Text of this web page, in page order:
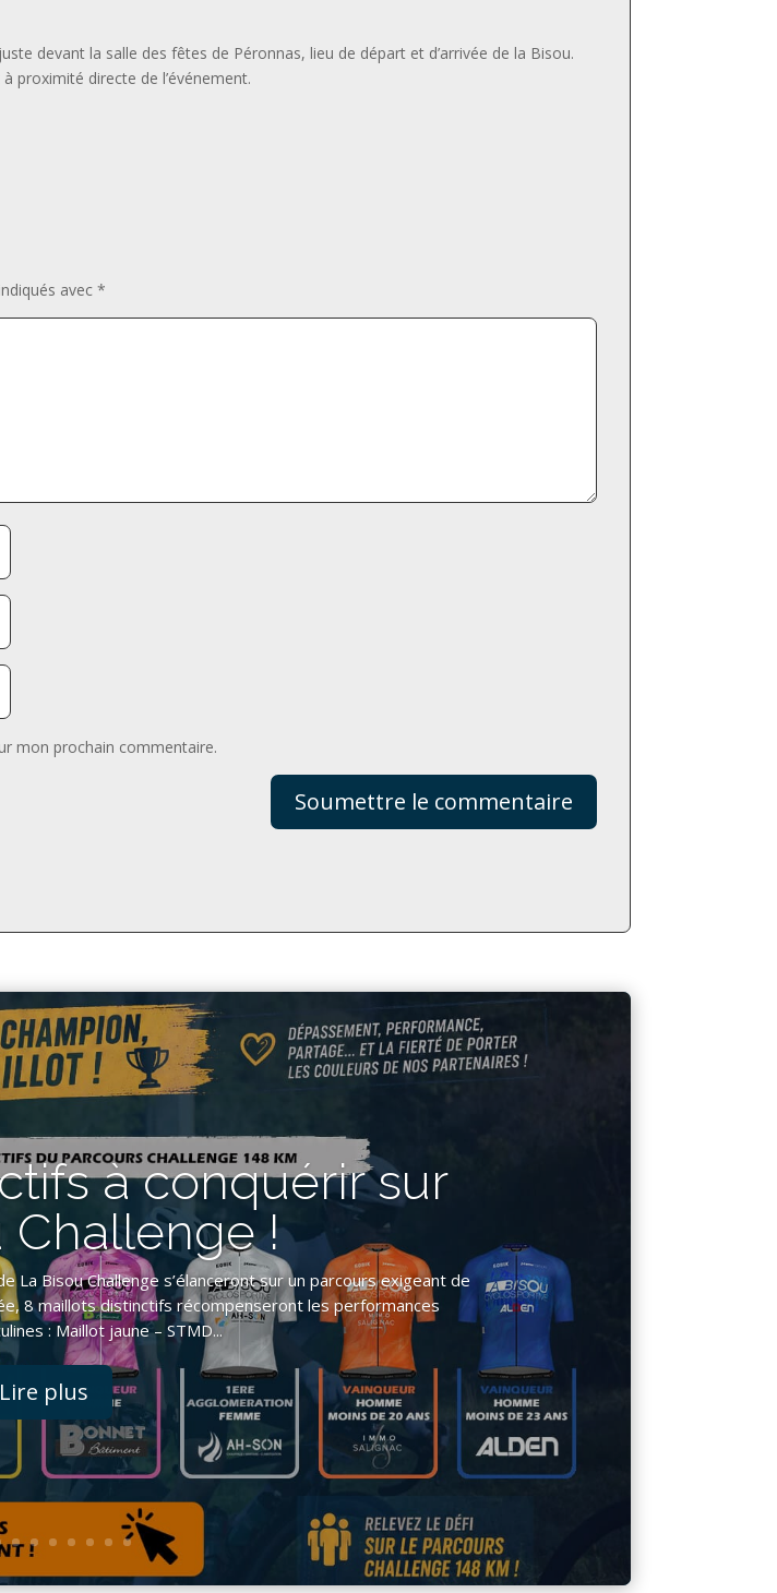
devant la salle des fêtes de Péronnas, lieu de départ et d’arrivée de la Bisou.
proximité directe de l’événement.
avec*
mon prochain commentaire.
Soumettre le commentaire
à conquérir sur
Challenge !
Bisou Challenge s’élanceront sur un parcours exigeant de
8 maillots distinctifs récompenseront les performances
: Maillot jaune – STMD...
Lire plus